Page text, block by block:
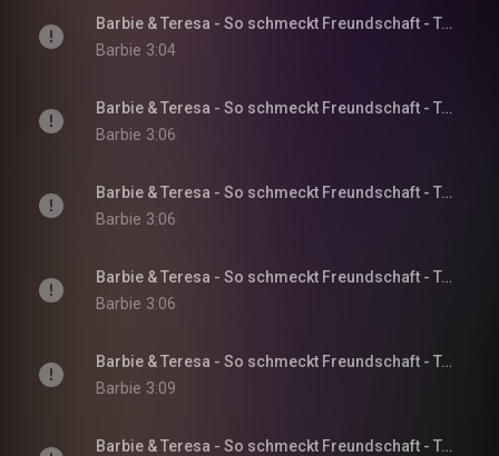
Barbie & Teresa - So schmeckt Freundschaft - Teil 1
Barbie 3:04
Barbie & Teresa - So schmeckt Freundschaft - Teil 2
Barbie 3:06
Barbie & Teresa - So schmeckt Freundschaft - Teil 3
Barbie 3:06
Barbie & Teresa - So schmeckt Freundschaft - Teil 4
Barbie 3:06
Barbie & Teresa - So schmeckt Freundschaft - Teil 5
Barbie 3:09
Barbie & Teresa - So schmeckt Freundschaft - Teil 6